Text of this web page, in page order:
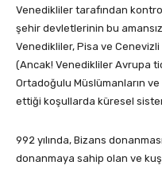
Venedikliler tarafından
şehir devletlerinin bu
Venedikliler, Pisa ve Cenevizli
(Ancak! Venedikliler Avrupa
Ortadoğulu Müslümanların
ettiği koşullarda küresel
992 yılında, Bizans
donanmaya sahip olan ve